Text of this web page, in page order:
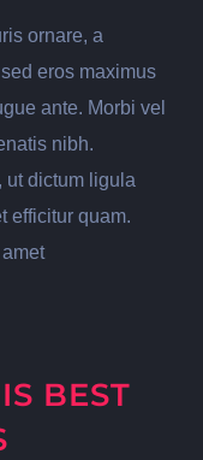
ornare, a
eros maximus
ante. Morbi vel
nibh.
ut dictum ligula
efficitur quam.
BEST